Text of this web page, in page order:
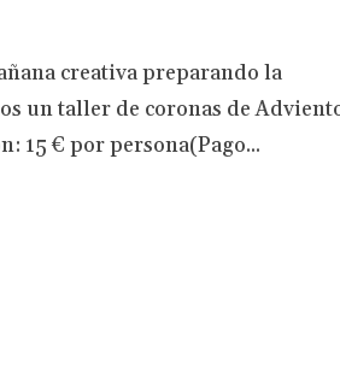
creativa preparando la
un taller de coronas de
15 € por persona(Pago...